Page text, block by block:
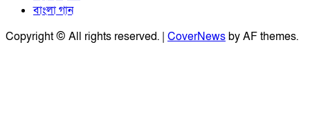
বাংলা গান
Copyright © All rights reserved. | CoverNewsby AF themes.